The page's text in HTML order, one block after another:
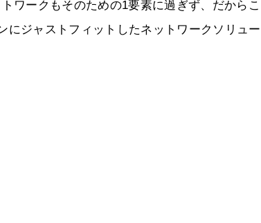
ワークもそのための1要素に過ぎず、だからこ
にジャストフィットしたネットワークソリュー